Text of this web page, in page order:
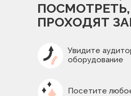
Посетите
Увидите
оборудование
ПРОХОДЯТ